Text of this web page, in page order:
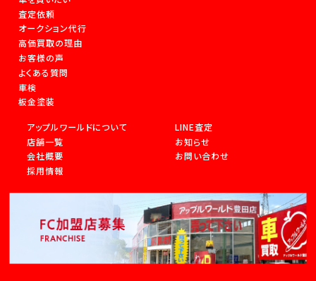
査定依頼
オークション代行
高価買取の理由
お客様の声
よくある質問
車検
板金塗装
アップルワールドについて
店舗一覧
会社概要
採用情報
LINE査定
お知らせ
お問い合わせ